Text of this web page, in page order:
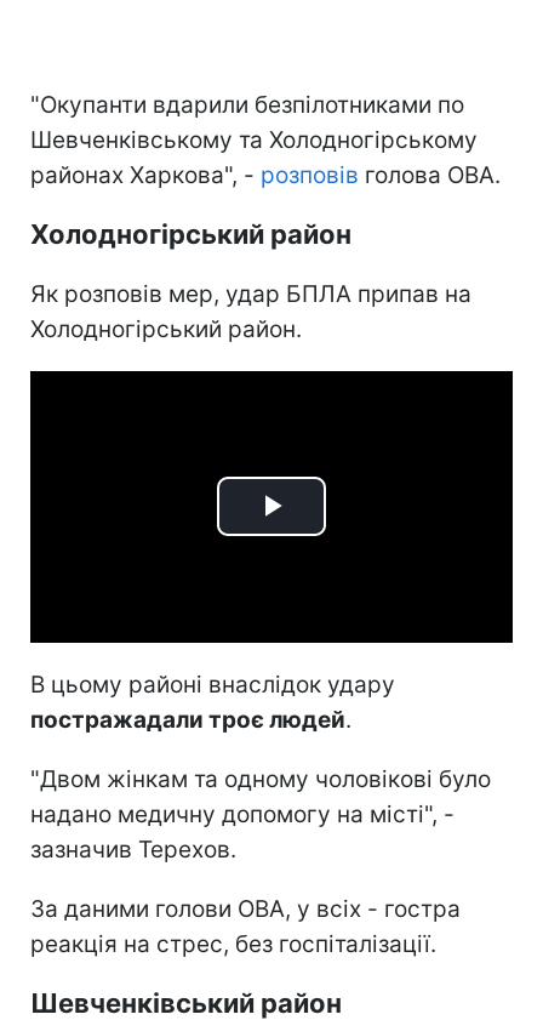
"Окупанти вдарили безпілотниками по
Шевченківському та Холодногірському
районах Харкова", - розповів голова ОВА.
Холодногірський район
Як розповів мер, удар БПЛА припав на
Холодногірський район.
Play
В цьому районі внаслідок удару
постражадали троє людей.
"Двом жінкам та одному чоловікові було
надано медичну допомогу на місті", -
зазначив Терехов.
За даними голови ОВА, у всіх - гостра
реакція на стрес, без госпіталізації.
Шевченківський район